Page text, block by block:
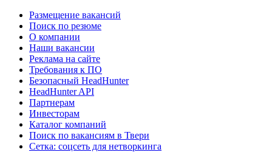
Размещение вакансий
Поиск по резюме
О компании
Наши вакансии
Реклама на сайте
Требования к ПО
Безопасный HeadHunter
HeadHunter API
Партнерам
Инвесторам
Каталог компаний
Поиск по вакансиям в Твери
Сетка: соцсеть для нетворкинга